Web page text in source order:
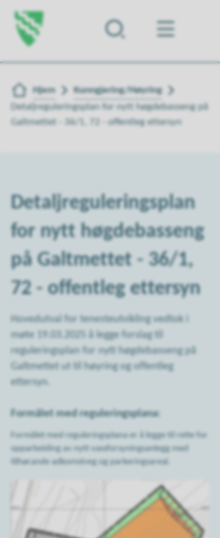
Forsiden
Du er her:
Hjem
Kunngjering/Høyring
Detaljreguleringsplan for nytt høgdebasseng på
Galtmettet - 36/1, 72 - offentleg ettersyn
Detaljreguleringsplan
for nytt høgdebasseng
på Galtmettet - 36/1,
72 - offentleg ettersyn
Hovedutval for tenesteutvikling vedtok i
møte 19.03.2025 å legge forslag til
reguleringsplan for nytt høgdebasseng på
Galtmettet ut til høyring og offentleg
ettersyn.
Formålet med reguleringsplana:
Formålet med reguleringsplana er å legge til rette for
opparbeiding av nytt vassforsyningsanlegg med
tilhørande adkomstveg og parkeringsareal.